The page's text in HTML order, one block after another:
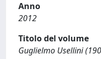
Anno
2012
Titolo del volume
Guglielmo Usellini